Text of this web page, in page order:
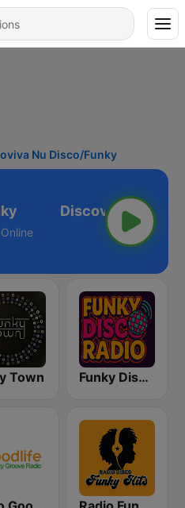
Nu Disco/Funky
Town Funky Disco Radio